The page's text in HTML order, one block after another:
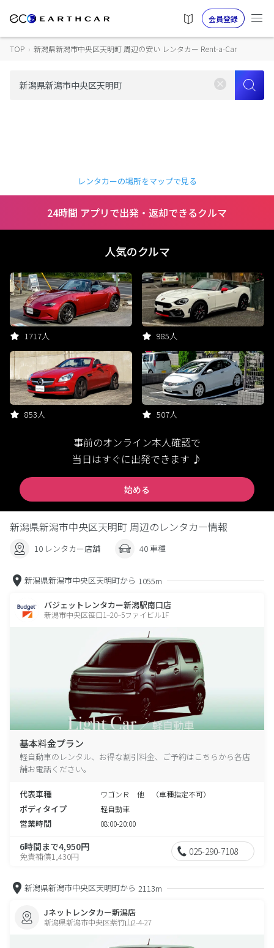
会員登録
TOP › 新潟県新潟市中央区天明町 周辺の安い レンタカー Rent-a-Car
レンタカーの場所をマップで見る
24時間 アプリで出発・返却できるクルマ
人気のクルマ
1717人 985人
853人 507人
事前のオンライン本人確認で
当日はすぐに出発できます ♪
始める
新潟県新潟市中央区天明町 周辺のレンタカー情報
10 レンタカー店舗 40 車種
新潟県新潟市中央区天明町から 1055m
バジェットレンタカー新潟駅南口店
新潟市中央区笹口1−20−5ファイビル1F
基本料金プラン
軽自動車のレンタル、お得な割引料金、ご予約はこちらから各店
舗お電話ください。
代表車種 ワゴンＲ 他 （車種指定不可）
ボディタイプ 軽自動車
営業時間 08:00-20:00
6時間まで4,950円
免責補償1,430円 025-290-7108
新潟県新潟市中央区天明町から 2113m
Jネットレンタカー新潟店
新潟県新潟市中央区紫竹山2-4-27